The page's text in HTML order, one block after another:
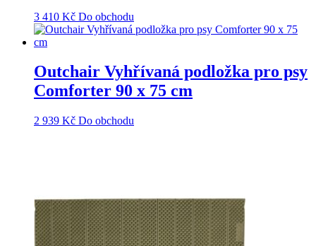
3 410 Kč Do obchodu
Outchair Vyhřívaná podložka pro psy
Comforter 90 x 75 cm
2 939 Kč Do obchodu